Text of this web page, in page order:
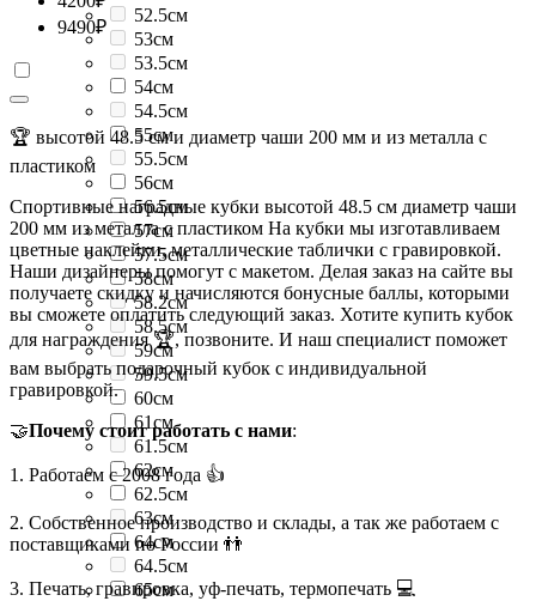
52.5см
53см
53.5см
54см
54.5см
55см
55.5см
56см
56.5см
57см
57.5см
58см
58.2см
58.5см
59см
59.5см
60см
61см
61.5см
62см
62.5см
63см
64см
64.5см
65см
9490₽
🏆 высотой 48.5 см и диаметр чаши 200 мм и из металла с
пластиком
Спортивные наградные кубки высотой 48.5 см диаметр чаши
200 мм из металла с пластиком На кубки мы изготавливаем
цветные наклейки, металлические таблички с гравировкой.
Наши дизайнеры помогут с макетом. Делая заказ на сайте вы
получаете скидку и начисляются бонусные баллы, которыми
вы сможете оплатить следующий заказ. Хотите купить кубок
для награждения 🏆, позвоните. И наш специалист поможет
вам выбрать подарочный кубок с индивидуальной
гравировкой.
🤝Почему стоит работать с нами:
1. Работаем с 2008 года 👍
2. Собственное производство и склады, а так же работаем с
поставщиками по России 👬
3. Печать, гравировка, уф-печать, термопечать 💻